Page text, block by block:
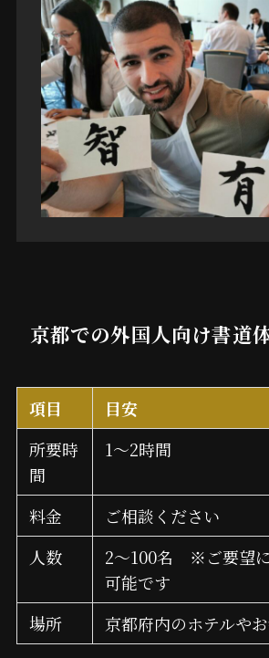
京都での外国人向け書道
項目
目安
所要時
間
1～2時間
料金
ご相談ください
人数
2～100名 ※ご要望
可能です
場所
京都府内のホテルや